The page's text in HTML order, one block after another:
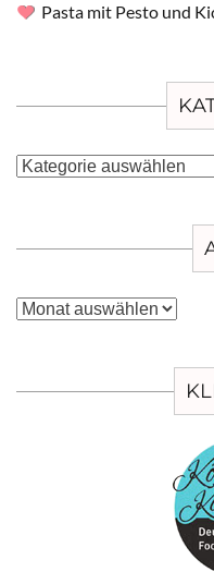
Pasta mit Pesto und
Kategorien
Archiv